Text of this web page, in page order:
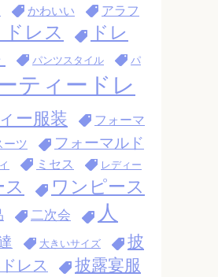
かわいい
アラフ
レス
ドレ
パンツスタイル パ
ティードレ
ー服装
フォーマ
ーツ
フォーマルド
ミセス レディー
ワンピース
二次会
人
大きいサイズ
披
レス
披露宴服